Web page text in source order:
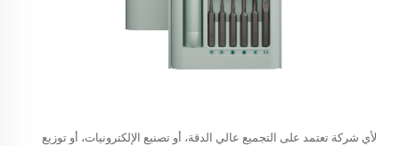
لأي شركة تعتمد على التجميع عالي الدقة، أو تصنيع الإلكترونيات، أو توزيع